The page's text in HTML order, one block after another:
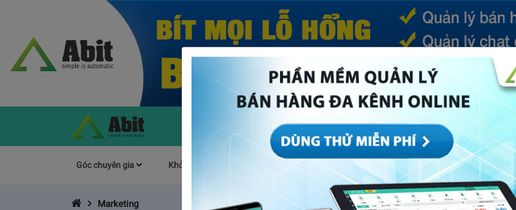
(CURRENT)
Góc chuyên gia Khởi Nghiệp Mục khác Quản trị
Marketing